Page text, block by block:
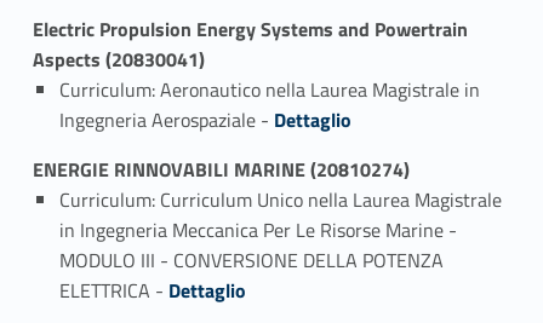
Electric Propulsion Energy Systems and Powertrain
Aspects (20830041)
Curriculum: Aeronautico nella Laurea Magistrale in
Ingegneria Aerospaziale - Link identifier #identifier_person_49757-1
Dettaglio
ENERGIE RINNOVABILI MARINE (20810274)
Curriculum: Curriculum Unico nella Laurea Magistrale
in Ingegneria Meccanica Per Le Risorse Marine -
MODULO III - CONVERSIONE DELLA POTENZA
ELETTRICA - Link identifier #identifier_person_97904-1
Dettaglio